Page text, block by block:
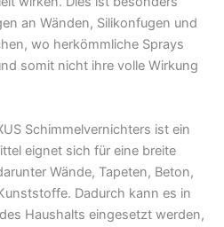
an Wänden, Silikonfugen und
wo herkömmliche Sprays
somit nicht ihre volle Wirkung
Schimmelvernichters ist ein
eignet sich für eine breite
Wände, Tapeten, Beton,
Dadurch kann es in
Haushalts eingesetzt werden,